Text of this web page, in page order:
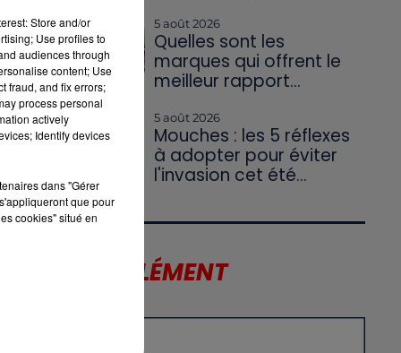
5 août 2026
Quelles sont les
marques qui offrent le
meilleur rapport...
5 août 2026
Mouches : les 5 réflexes
à adopter pour éviter
l'invasion cet été...
LE SUPPLÉMENT
Store and/or
Use profiles to
audiences through
content; Use
fraud, and fix errors;
process personal
actively
Identify devices
dans "Gérer
que pour
cookies" situé en